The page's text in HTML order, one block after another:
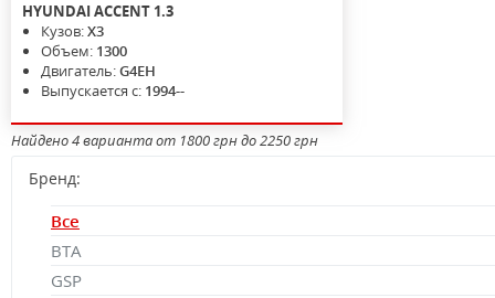
HYUNDAIACCENT 1.3
Кузов:X3
Объем: 1300
Двигатель:G4EH
Выпускается с: 1994--
Найдено 4 варианта от 1800 грн до 2250 грн
Бренд:
Все
BTA
GSP